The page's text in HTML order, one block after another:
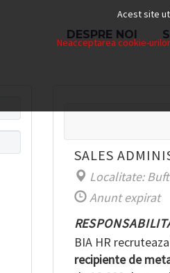
DESPRE NOI
SALES
Localitate:
Anunt expirat
BIA HR recruteaza
recipiente de
Acest site
Neacceptarea cookie-